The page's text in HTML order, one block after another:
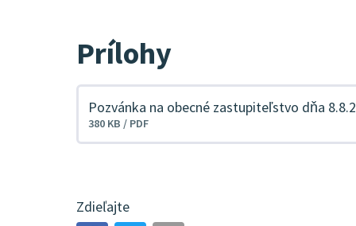
Prílohy
Stiahnuť
Pozvánka na obecné zastupiteľstvo dňa
380 KB / PDF
Zdieľajte